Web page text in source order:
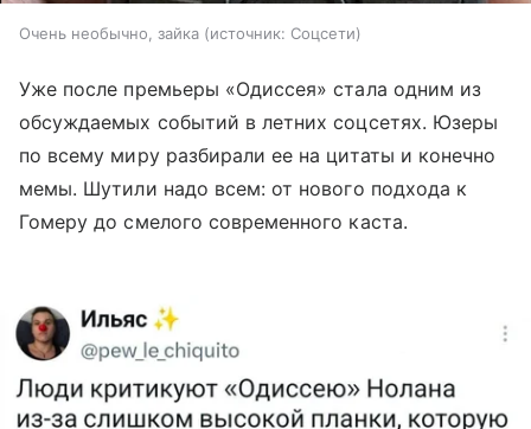
Очень необычно, зайка источник: Соцсети
Уже после премьеры «Одиссея» стала одним из
обсуждаемых событий в летних соцсетях. Юзеры
по всему миру разбирали ее на цитаты и конечно
мемы. Шутили надо всем: от нового подхода к
Гомеру до смелого современного каста.